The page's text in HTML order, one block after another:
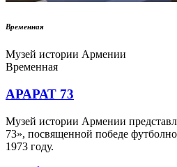
Временная
Музей истории Армении
Временная
АРАРАТ 73
Музей истории Армении
73», посвященной победе
1973 году.